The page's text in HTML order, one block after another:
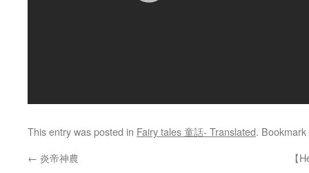
This entry was posted in Fairy tales 童話- Translated.
← 炎帝神農 【